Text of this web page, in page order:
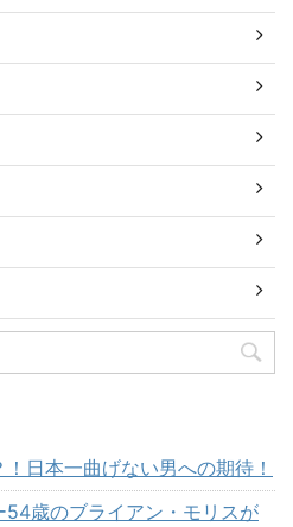
日本一曲げない男への期待！
歳のブライアン・モリスが